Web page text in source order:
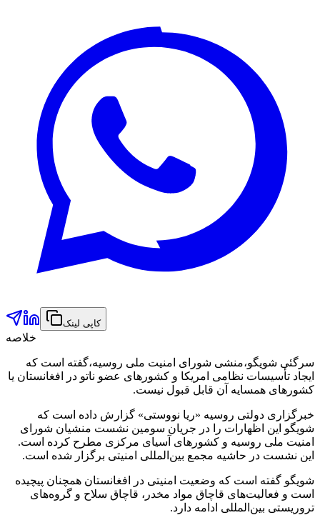
کاپی لینک
خلاصه
سرگئی شویگو،منشی شورای امنیت ملی روسیه،گفته است که
ایجاد تأسیسات نظامی امریکا و کشورهای عضو ناتو در افغانستان یا
کشورهای همسایه آن قابل قبول نیست.
خبرگزاری دولتی روسیه «ریا نووستی» گزارش داده است که
شویگو این اظهارات را در جریان سومین نشست منشیان شورای
امنیت ملی روسیه و کشورهای آسیای مرکزی مطرح کرده است.
این نشست در حاشیه مجمع بین‌المللی امنیتی برگزار شده است.
شویگو گفته است که وضعیت امنیتی در افغانستان همچنان پیچیده
است و فعالیت‌های قاچاق مواد مخدر، قاچاق سلاح و گروه‌های
تروریستی بین‌المللی ادامه دارد.